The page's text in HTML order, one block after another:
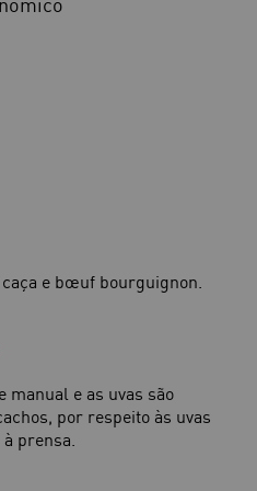
e bœuf bourguignon.
manual e as uvas são
por respeito às uvas
prensa.